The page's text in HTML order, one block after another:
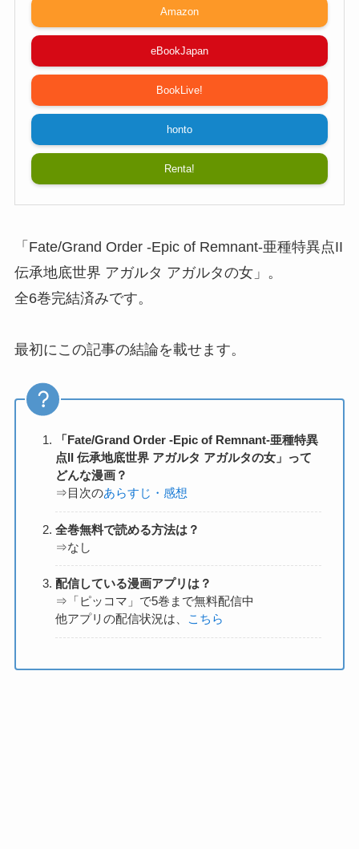
Amazon
eBookJapan
BookLive!
honto
Renta!
「Fate/Grand Order -Epic of Remnant-亜種特異点II
伝承地底世界 アガルタ アガルタの女」。
全6巻完結済みです。
最初にこの記事の結論を載せます。
「Fate/Grand Order -Epic of Remnant-亜種特異
点II 伝承地底世界 アガルタ アガルタの女」って
どんな漫画？
⇒目次のあらすじ・感想
全巻無料で読める方法は？
⇒なし
配信している漫画アプリは？
⇒「ピッコマ」で5巻まで無料配信中
他アプリの配信状況は、
こちら